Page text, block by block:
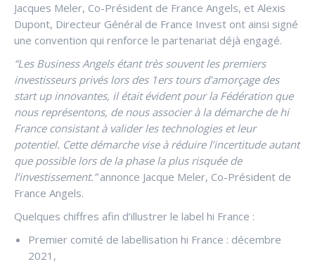
Jacques Meler, Co-Président de France Angels, et Alexis
Dupont, Directeur Général de France Invest ont ainsi signé
une convention qui renforce le partenariat déjà engagé.
“Les Business Angels étant très souvent les premiers
investisseurs privés lors des 1ers tours d’amorçage des
start up innovantes, il était évident pour la Fédération que
nous représentons, de nous associer à la démarche de hi
France consistant à valider les technologies et leur
potentiel. Cette démarche vise à réduire l’incertitude autant
que possible lors de la phase la plus risquée de
l’investissement.”annonce Jacque Meler, Co-Président de
France Angels.
Quelques chiffres afin d’illustrer le label hi France :
Premier comité de labellisation hi France : décembre
2021,